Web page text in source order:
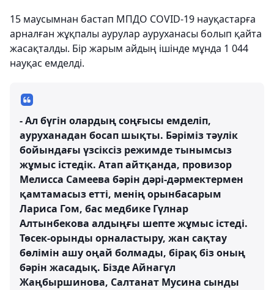
15 маусымнан бастап МПДО COVID-19 науқастарға
арналған жұқпалы аурулар ауруханасы болып қайта
жасақталды. Бір жарым айдың ішінде мұнда 1 044
науқас емделді.
- Ал бүгін олардың соңғысы емделіп,
ауруханадан босап шықты. Бәріміз тәулік
бойындағы үзсіксіз режимде тынымсыз
жұмыс істедік. Атап айтқанда, провизор
Мелисса Самеева бәрін дәрі-дәрмектермен
қамтамасыз етті, менің орынбасарым
Лариса Гом, бас медбике Гүлнар
Алтынбекова алдыңғы шепте жұмыс істеді.
Төсек-орынды орналастыру, жан сақтау
бөлімін ашу оңай болмады, бірақ біз оның
бәрін жасадық. Бізде Айнагүл
Жаңбыршинова, Салтанат Мусина сынды